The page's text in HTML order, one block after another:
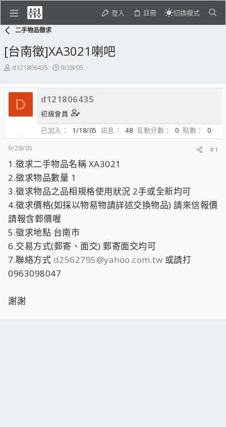
登入 註冊 切換模式
二手物品徵求
[台南徵]XA3021喇吧
主
發
起
人
d121806435
開
日
期
9/28/05
D d121806435
初級會員
已加入
1/18/05 訊息 48 互動分數 0 點數
0
9/28/05
#1
1.徵求二手物品名稱 XA3021
2.徵求物品數量 1
3.徵求物品之品相規格使用狀況 2手或全新均可
4.徵求價格(如採以物易物請詳述交換物品) 請來信報價
請報含郵價喔
5.徵求地點 台南市
6.交易方式(郵寄、面交) 郵寄面交均可
7.聯絡方式 d2562795@yahoo.com.tw 或請打
0963098047
謝謝